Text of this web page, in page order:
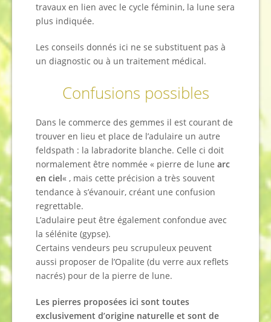
travaux en lien avec le cycle féminin, la lune sera
plus indiquée.
Les conseils donnés ici ne se substituent pas à
un diagnostic ou à un traitement médical.
Confusions possibles
Dans le commerce des gemmes il est courant de
trouver en lieu et place de l’adulaire un autre
feldspath : la labradorite blanche. Celle ci doit
normalement être nommée « pierre de lunearc
en ciel« , mais cette précision a très souvent
tendance à s’évanouir, créant une confusion
regrettable.
L’adulaire peut être également confondue avec
la sélénite (gypse).
Certains vendeurs peu scrupuleux peuvent
aussi proposer de l’Opalite (du verre aux reflets
nacrés) pour de la pierre de lune.
Les pierres proposées ici sont toutes
exclusivement d’origine naturelle et sont de